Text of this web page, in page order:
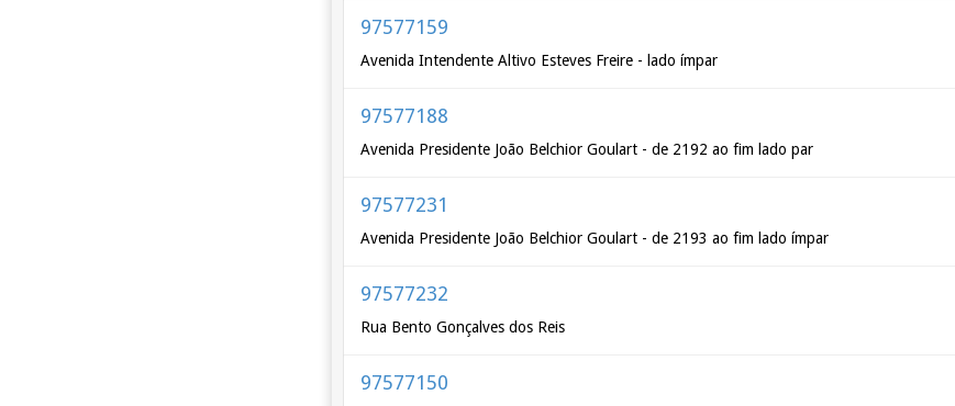
97577159
Avenida Intendente Altivo Esteves Freire - lado ímpar
97577188
Avenida Presidente João Belchior Goulart - de 2192 ao fim lado par
97577231
Avenida Presidente João Belchior Goulart - de 2193 ao fim lado ímpar
97577232
Rua Bento Gonçalves dos Reis
97577150